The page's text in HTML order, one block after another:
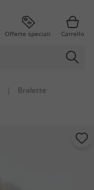
Offerte speciali Carrello
| Bralette